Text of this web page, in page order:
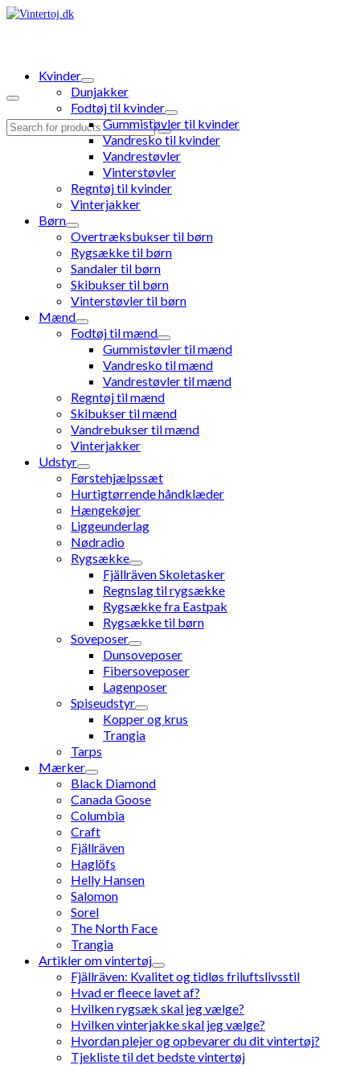
Search
Kvinder
Dunjakker
Fodtøj til kvinder
Gummistøvler til kvinder
Vandresko til kvinder
Vandrestøvler
Vinterstøvler
Regntøj til kvinder
Vinterjakker
Børn
Overtræksbukser til børn
Rygsække til børn
Sandaler til børn
Skibukser til børn
Vinterstøvler til børn
Mænd
Fodtøj til mænd
Gummistøvler til mænd
Vandresko til mænd
Vandrestøvler til mænd
Regntøj til mænd
Skibukser til mænd
Vandrebukser til mænd
Vinterjakker
Udstyr
Førstehjælpssæt
Hurtigtørrende håndklæder
Hængekøjer
Liggeunderlag
Nødradio
Rygsække
Fjällräven Skoletasker
Regnslag til rygsække
Rygsække fra Eastpak
Rygsække til børn
Soveposer
Dunsoveposer
Fibersoveposer
Lagenposer
Spiseudstyr
Kopper og krus
Trangia
Tarps
Mærker
Black Diamond
Canada Goose
Columbia
Craft
Fjällräven
Haglöfs
Helly Hansen
Salomon
Sorel
The North Face
Trangia
Artikler om vintertøj
Fjällräven: Kvalitet og tidløs friluftslivsstil
Hvad er fleece lavet af?
Hvilken rygsæk skal jeg vælge?
Hvilken vinterjakke skal jeg vælge?
Hvordan plejer og opbevarer du dit vintertøj?
Tjekliste til det bedste vintertøj